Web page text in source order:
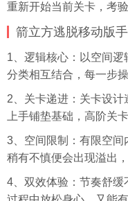
重新开始当前关卡，考
箭立方逃脱移动版
1、逻辑核心：以空间
分类相互结合，每一步
2、关卡递进：关卡设
上手铺垫基础，高阶关
3、空间限制：有限空间
稍有不慎便会出现溢出
4、双效体验：节奏舒